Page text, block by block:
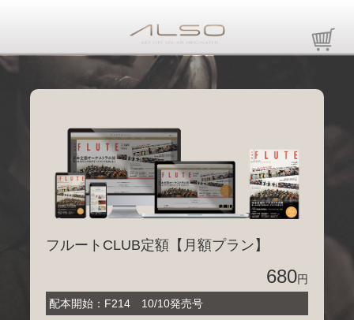
フルートCLUB定額【月額プラン】
680円
配本開始：F214 10/10発売号